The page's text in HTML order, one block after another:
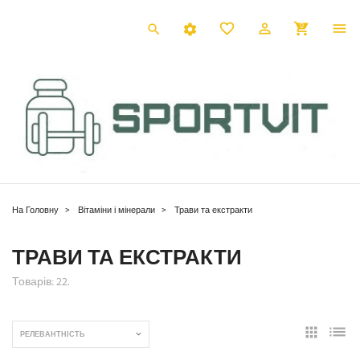
0
На Головну Вітаміни і мінерали Трави та екстракти
ТРАВИ ТА ЕКСТРАКТИ
Товарів: 22.
РЕЛЕВАНТНІСТЬ